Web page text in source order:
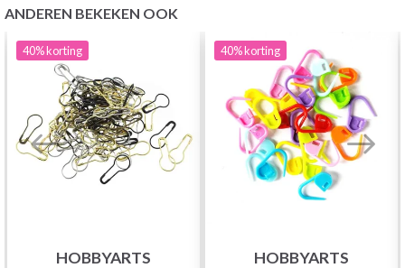
ANDEREN BEKEKEN OOK
40%korting
HOBBYARTS
40%korting
HOBBYARTS